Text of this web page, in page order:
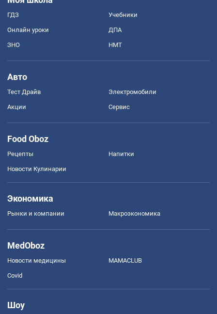
ГДЗ Учебники
Онлайн уроки ДПА
ЗНО НМТ
Авто
Тест Драйв Электромобили
Акции Сервис
Food Oboz
Рецепты Напитки
Новости Кулинарии
Экономика
Рынки и компании Mакроэкономика
MedOboz
Новости медицины MAMACLUB
Covid
Шоу